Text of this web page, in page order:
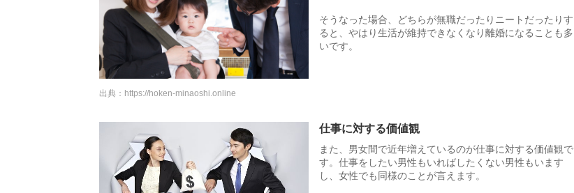
そうなった場合、どちらが無職だったりニートだったりす
ると、やはり生活が維持できなくなり離婚になることも多
いです。
出典： https://hoken-minaoshi.online
仕事に対する価値観
また、男女間で近年増えているのが仕事に対する価値観で
す。仕事をしたい男性もいればしたくない男性もいます
し、女性でも同様のことが言えます。